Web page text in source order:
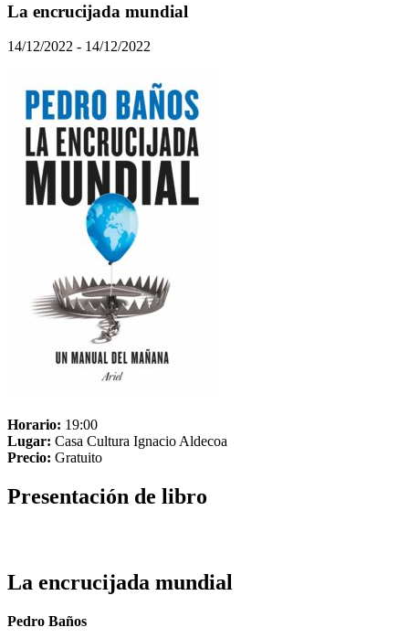
La encrucijada mundial
14/12/2022 - 14/12/2022
Horario: 19:00
Lugar: Casa Cultura Ignacio Aldecoa
Precio: Gratuito
Presentación de libro
La encrucijada mundial
Pedro Baños